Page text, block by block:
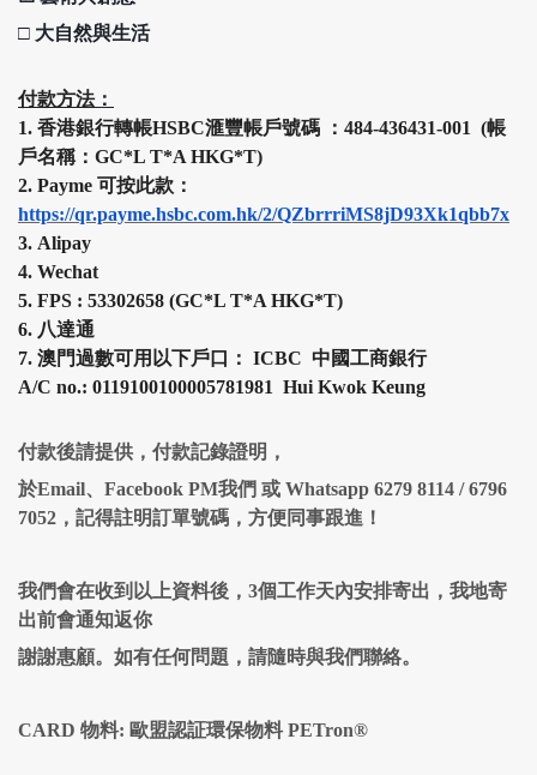
□ 大自然與生活
付款方法：
1. 香港銀行轉帳HSBC滙豐帳戶號碼 ：484-436431-001 (帳
戶名稱：GC*L T*A HKG*T)
2. Payme 可按此款：
https://qr.payme.hsbc.com.hk/2/QZbrrriMS8jD93Xk1qbb7x
3. Alipay
4. Wechat
5. FPS : 53302658 (GC*L T*A HKG*T)
6. 八達通
7. 澳門過數可用以下戶口： ICBC 中國工商銀行
A/C no.: 0119100100005781981 Hui Kwok Keung
付款後請提供，付款記錄證明，
於Email、Facebook PM我們 或 Whatsapp 6279 8114 / 6796
7052，記得註明訂單號碼，方便同事跟進！
我們會在收到以上資料後，3個工作天內安排寄出，我地寄
出前會通知返你
謝謝惠顧。如有任何問題，請隨時與我們聯絡。
CARD 物料: 歐盟認証環保物料 PETron®